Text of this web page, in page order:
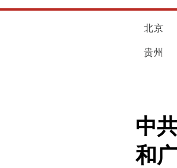
北京
贵州
中
和